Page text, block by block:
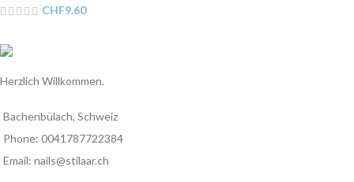
CHF9.60
Herzlich Willkommen.
Bachenbülach, Schweiz
Phone: 0041787722384
Email: nails@stilaar.ch